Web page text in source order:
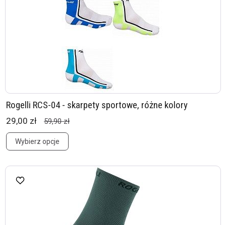
Rogelli RCS-04 - skarpety sportowe, różne kolory
29,00 zł 59,90 zł
Wybierz opcje